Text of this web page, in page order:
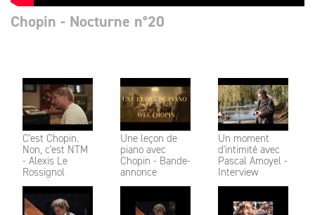
C'est Chopin.
Non, c'est NTM
- Alexis Le
Rossignol
Une leçon de
piano avec
Chopin - Bande-
annonce
Un moment
d'intimité avec
Pascal Amoyel -
Interview
Chopin - Nocturne n°20